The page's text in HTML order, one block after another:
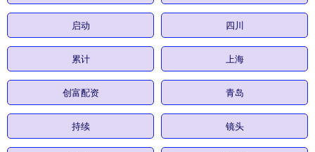
启动 四川
累计 上海
创富配资 青岛
持续 镜头